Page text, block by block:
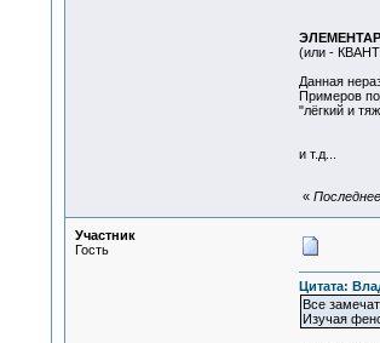
(или -
Данная
Примеров
"лёгкий и
и т.д...
«
Участник
Гость
Цитата:
Все
Изучая